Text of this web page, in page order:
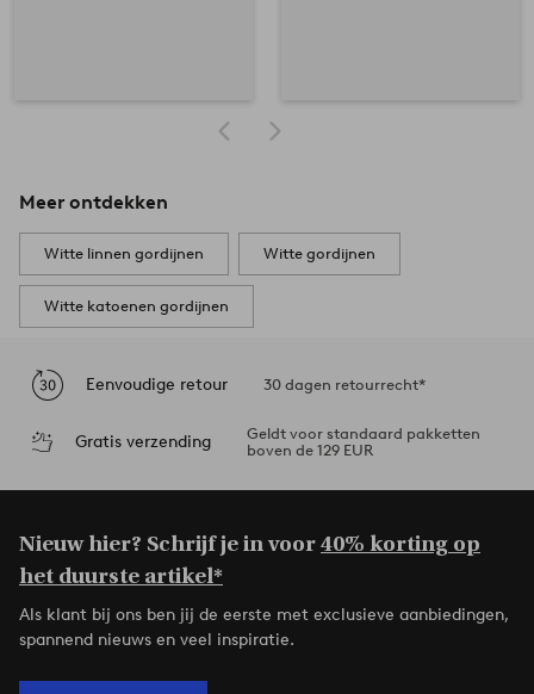
Meer ontdekken
Witte linnen gordijnen Witte gordijnen
Witte katoenen gordijnen
Eenvoudige retour 30 dagen retourrecht*
Gratis verzending
Geldt voor standaard pakketten
boven de 129 EUR
Nieuw hier? Schrijf je in voor40% korting op
het duurste artikel*
Als klant bij ons ben jij de eerste met exclusieve aanbiedingen,
spannend nieuws en veel inspiratie.